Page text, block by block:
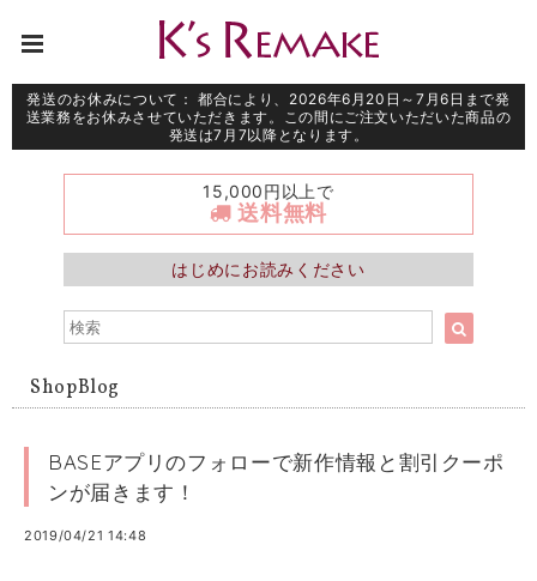
発送のお休みについて： 都合により、2026年6月20日～7月6日まで発
送業務をお休みさせていただきます。この間にご注文いただいた商品の
発送は7月7以降となります。
15,000円以上で
送料無料
はじめにお読みください
ShopBlog
BASEアプリのフォローで新作情報と割引クーポ
ンが届きます！
2019/04/21 14:48